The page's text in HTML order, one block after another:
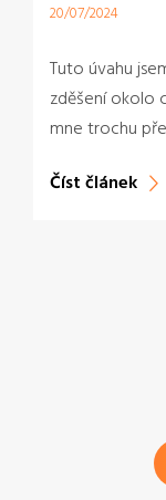
20/07/2024
Tuto úvahu
zděšení okolo
mne trochu
Číst článek